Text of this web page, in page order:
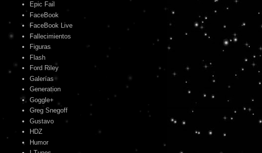
Epic Fail
FaceBook
FaceBook Live
Fallecimientos
Figuras
Flash
Ford Riley
Galerías
Generation
Goggle+
Greg Snegoff
Gustavo
HDZ
Humor